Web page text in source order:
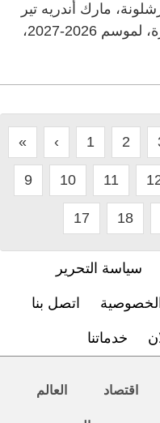
مارك أندريه تير
شتيغن، بأياكس على سبيل الإعارة، لموسم 2026-2027،
« ‹ 1 2
9 10 11
17 18
سياسة التحرير
اتصل بنا
خدماتنا
اقتصاد العالم